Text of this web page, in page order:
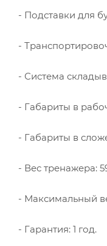
- Подставки для
-
- Система
- Габариты в
- Габариты в
- Вес тренажера:
- Максимальный
- Гарантия: 1 год.